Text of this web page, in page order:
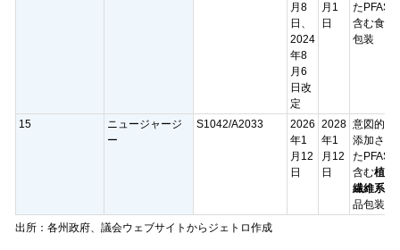
月8
日、
2024
年8
月6
日改
定
月1
日
たPFASを
含む食品
包装
15
ニュージャージ
ー
S1042/A2033
2026
年1
月12
日
2028
年1
月12
日
意図的に
添加され
たPFASを
含む植物
繊維系食
品包装
出所：各州政府、議会ウェブサイトからジェトロ作成